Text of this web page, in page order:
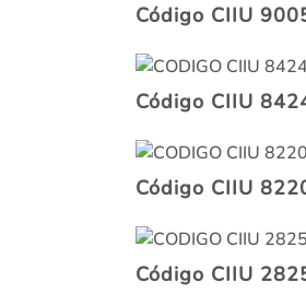
Código CIIU
Código CIIU
Código CIIU
Código CIIU